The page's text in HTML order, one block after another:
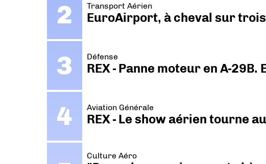
Transport Aérien
EuroAirport, à cheval sur
Défense
REX - Panne moteur en A-29B.
Aviation Générale
REX - Le show aérien tourne
Culture Aéro